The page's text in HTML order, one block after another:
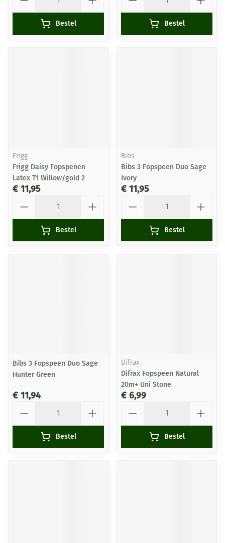
Bestel Bestel
Frigg
Frigg Daisy Fopspenen
Latex T1 Willow/gold 2
€ 11,95
Bestel
Bibs
Bibs 3 Fopspeen Duo Sage
Ivory
€ 11,95
Bestel
Bibs 3 Fopspeen Duo Sage
Hunter Green
€ 11,94
Bestel
Difrax
Difrax Fopspeen Natural
20m+ Uni Stone
€ 6,99
Bestel